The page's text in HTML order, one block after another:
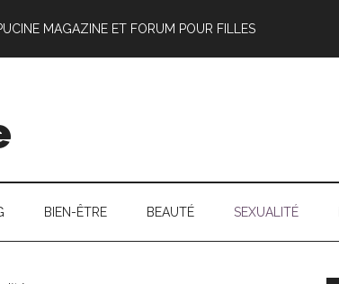
MAGAZINE ET FORUM POUR FILLES
BIEN-ÊTRE BEAUTÉ SEXUALITÉ